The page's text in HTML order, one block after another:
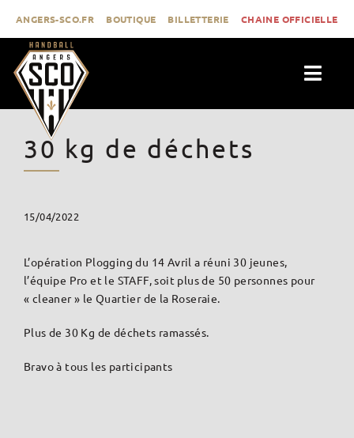
contenu
ANGERS-SCO.FR BOUTIQUE BILLETTERIE CHAINE OFFICIELLE
ACTUALITÉS
CLUB
CONTACT
30 kg de déchets
15/04/2022
L’opération Plogging du 14 Avril a réuni 30 jeunes,
l’équipe Pro et le STAFF, soit plus de 50 personnes pour
« cleaner » le Quartier de la Roseraie.
Plus de 30 Kg de déchets ramassés.
Bravo à tous les participants